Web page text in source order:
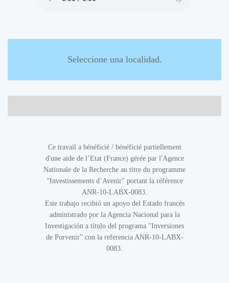
Seleccione una localidad.
Ce travail a bénéficié / bénéficié partiellement
d'une aide de l’Etat (France) gérée par l'Agence
Nationale de la Recherche au titre du programme
"Investissements d’Avenir" portant la référence
ANR-10-LABX-0083.
Este trabajo recibió un apoyo del Estado francés
administrado por la Agencia Nacional para la
Investigación a título del programa "Inversiones
de Porvenir" con la referencia ANR-10-LABX-
0083.